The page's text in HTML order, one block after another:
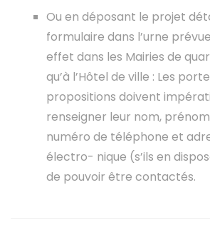
Ou en déposant le projet
formulaire dans l’urne
effet dans les Mairies de
qu’à l’Hôtel de ville : Les
propositions doivent
renseigner leur nom,
numéro de téléphone et
électro- nique (s’ils en
de pouvoir être contactés.